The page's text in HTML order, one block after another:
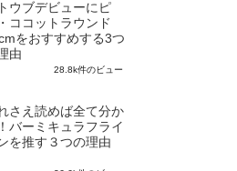
ウブデビューにピ
ココットラウンド
をおすすめする3つ
由
28.8k件のビュー
さえ読めば全て分か
バーミキュラフライ
を推す３つの理由